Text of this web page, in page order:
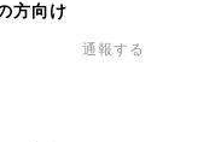
方向け
通報する